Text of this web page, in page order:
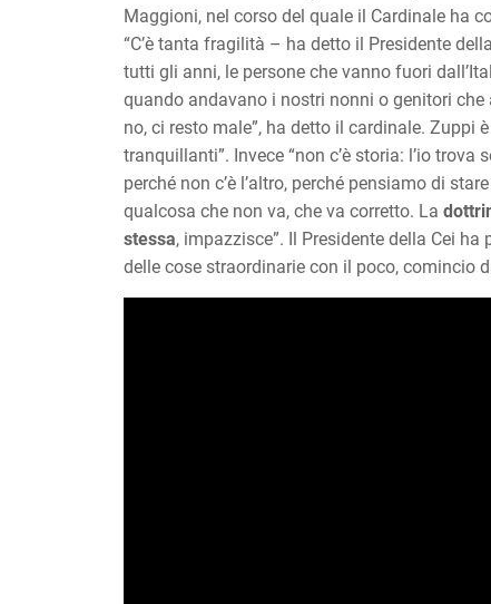
Maggioni, nel corso del quale il Cardinale ha
“C’è tanta fragilità – ha detto il Presidente
tutti gli anni, le persone che vanno fuori
quando andavano i nostri nonni o genitori che
no, ci resto male”, ha detto il cardinale. Zuppi
tranquillanti”. Invece “non c’è storia: l’io
perché non c’è l’altro, perché pensiamo di
qualcosa che non va, che va corretto. La
stessa, impazzisce”. Il Presidente della Cei
delle cose straordinarie con il poco, comincio